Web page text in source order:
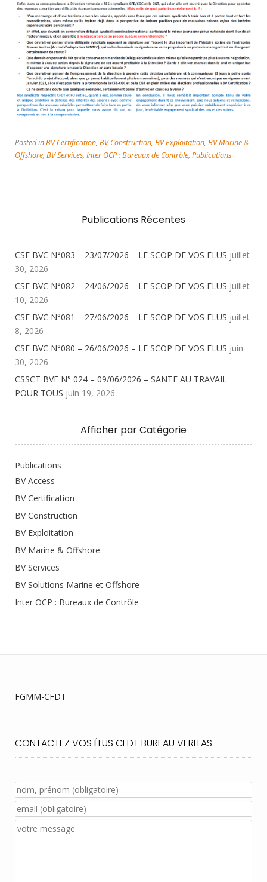
Posted inBV Certification, BV Construction, BV Exploitation, BV Marine &
Offshore, BV Services, Inter OCP : Bureaux de Contrôle, Publications
Publications Récentes
CSE BVC N°083 – 23/07/2026 – LE SCOP DE VOS ELUS juillet
30, 2026
CSE BVC N°082 – 24/06/2026 – LE SCOP DE VOS ELUS juillet
10, 2026
CSE BVC N°081 – 27/06/2026 – LE SCOP DE VOS ELUS juillet
8, 2026
CSE BVC N°080 – 26/06/2026 – LE SCOP DE VOS ELUS juin
30, 2026
CSSCT BVE N° 024 – 09/06/2026 – SANTE AU TRAVAIL
POUR TOUS juin 19, 2026
Afficher par Catégorie
Publications
BV Access
BV Certification
BV Construction
BV Exploitation
BV Marine & Offshore
BV Services
BV Solutions Marine et Offshore
Inter OCP : Bureaux de Contrôle
FGMM-CFDT
CONTACTEZ VOS ÉLUS CFDT BUREAU VERITAS